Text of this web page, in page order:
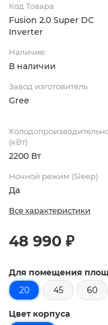
Код Товара
Fusion 2.0 Super DC
Inverter
Наличие:
В наличии
Завод изготовитель
Gree
(кВт)
2200 Вт
Ночной режим (Sleep)
Да
Все характеристики
48 990 ₽
Для помещения
20
45 60
Цвет корпуса